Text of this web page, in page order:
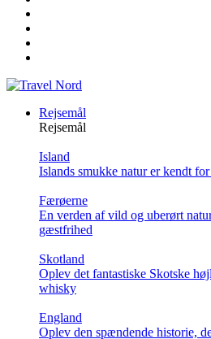
Rejsemål
Rejsemål
Island
Islands smukke natur er kendt
Færøerne
En verden af vild og uberørt
gæstfrihed
Skotland
Oplev det fantastiske Skotske
whisky
England
Oplev den spændende historie,